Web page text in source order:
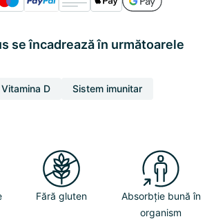
se încadrează în următoarele
Vitamina D Sistem imunitar
Fără gluten
Absorbție bună în
organism